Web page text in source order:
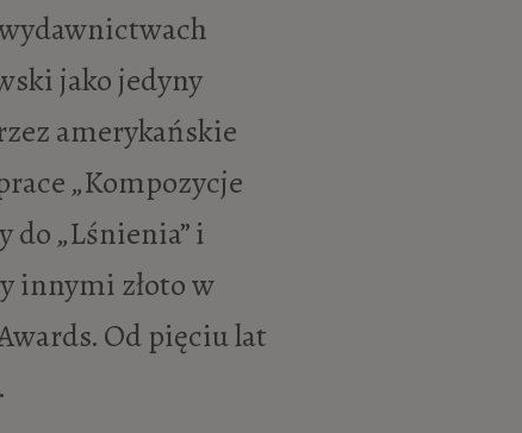
jako jedyny
amerykańskie
„Kompozycje
do „Lśnienia” i
innymi złoto w
Od pięciu lat